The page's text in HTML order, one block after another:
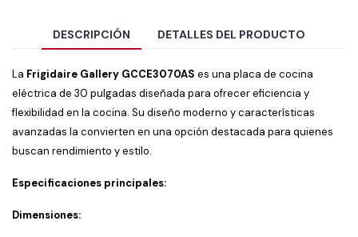
DESCRIPCIÓN DETALLES DEL PRODUCTO
La Frigidaire Gallery GCCE3070AS es una placa de cocina
eléctrica de 30 pulgadas diseñada para ofrecer eficiencia y
flexibilidad en la cocina. Su diseño moderno y características
avanzadas la convierten en una opción destacada para quienes
buscan rendimiento y estilo.
Especificaciones principales:
Dimensiones: